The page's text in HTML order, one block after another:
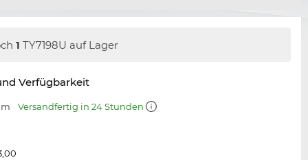
1 TY7198U auf Lager
Verfügbarkeit
Versandfertig in 24 Stunden